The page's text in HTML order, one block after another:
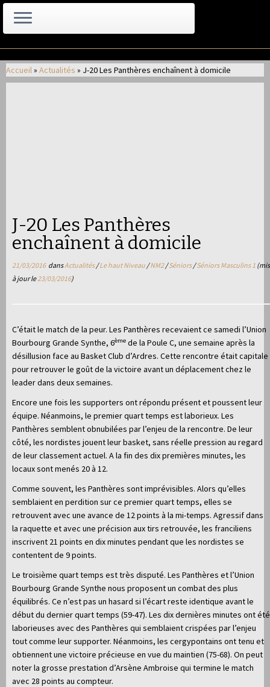
au
contenu
Accueil» Actualités » J-20 Les Panthères enchaînent à domicile
J-20 Les Panthères
enchaînent à domicile
21/03/2016dansActualités/Le haut Niveau /NM2/Séniors/Séniors Masculins 1 (mis
à jour le23/03/2016)
C’était le match de la peur. Les Panthères recevaient ce samedi l’Union
Bourbourg Grande Synthe, 6ème de la Poule C, une semaine après la
désillusion face au Basket Club d’Ardres. Cette rencontre était capitale
pour retrouver le goût de la victoire avant un déplacement chez le
leader dans deux semaines.
Encore une fois les supporters ont répondu présent et poussent leur
équipe. Néanmoins, le premier quart temps est laborieux. Les
Panthères semblent obnubilées par l’enjeu de la rencontre. De leur
côté, les nordistes jouent leur basket, sans réelle pression au regard
de leur classement actuel. A la fin des dix premières minutes, les
locaux sont menés 20 à 12.
Comme souvent, les Panthères sont imprévisibles. Alors qu’elles
semblaient en perdition sur ce premier quart temps, elles se
retrouvent avec une avance de 12 points à la mi-temps. Agressif dans
la raquette et avec une précision aux tirs retrouvée, les franciliens
inscrivent 21 points en dix minutes pendant que les nordistes se
contentent de 9 points.
Le troisième quart temps est très disputé. Les Panthères et l’Union
Bourbourg Grande Synthe nous proposent un combat des plus
équilibrés. Ce n’est pas un hasard si l’écart reste identique avant le
début du dernier quart temps (59-47). Les dix dernières minutes ont été
laborieuses avec des Panthères qui semblaient crispées par l’enjeu
tout comme leur supporter. Néanmoins, les cergypontains ont tenu et
obtiennent une victoire précieuse en vue du maintien (75-68). On peut
noter la grosse prestation d’Arsène Ambroise qui termine le match
avec 28 points au compteur.